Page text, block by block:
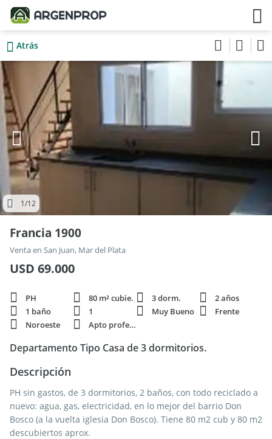
Atrás
1/12
Francia 1900
Venta en San Juan, Mar del Plata
USD 69.000
PH 80 m² cubie. 3 dorm.
2 años
1 baño
1 Muy Bueno
Frente
Noroeste
Apto profesi.
Departamento Tipo Casa de 3 dormitorios.
Descripción
PH sin gastos, de 3 dormitorios, 2 baños, con todo reciclado a
nuevo: agua, gas, electricidad, en lo mejor del barrio Don
Bosco (a la vuelta iglesia Don Bosco). Tiene 80 m2 cub y 80 m2
descubiertos aprox.